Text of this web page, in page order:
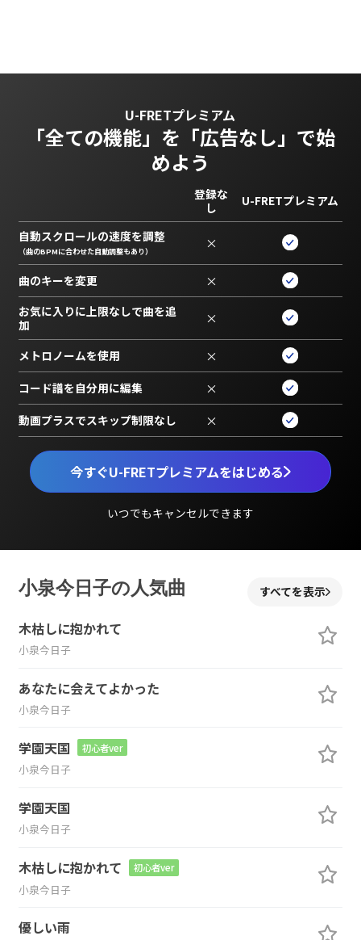
U-FRETプレミアム
「全ての機能」を 「広告なし」で始
めよう
今すぐU-FRETプレミアムをはじめる
いつでもキャンセルできます
登録な
し
U-FRETプレミアム
自動スクロールの速度を調整
（曲のBPMに合わせた自動調整もあり） ×
曲のキーを変更 ×
お気に入りに上限なしで曲を追
加
×
メトロノームを使用 ×
コード譜を自分用に編集 ×
動画プラスでスキップ制限なし ×
小泉今日子の人気曲 すべてを表示
木枯しに抱かれて
小泉今日子
あなたに会えてよかった
小泉今日子
学園天国 初心者ver
小泉今日子
学園天国
小泉今日子
木枯しに抱かれて 初心者ver
小泉今日子
優しい雨